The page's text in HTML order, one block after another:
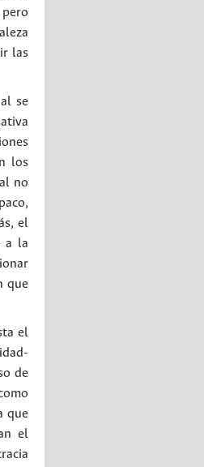
las
se
los
no
el
a la
que
el
de
que
el